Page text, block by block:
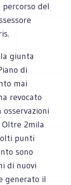
del
giunta
di
mai
revocato
2mila
punti
sono
di nuovi
generato il